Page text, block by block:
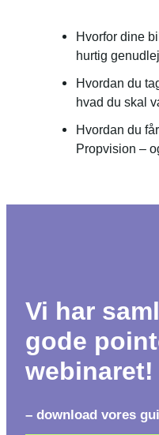
Hvorfor dine
hurtig
Hvordan du
hvad du skal
Hvordan du
Propvision –
Vi har
gode
webinaret!
– download vores